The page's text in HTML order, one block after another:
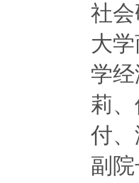
社
大
学
莉
付
副